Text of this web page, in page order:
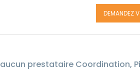
DEMANDEZ
aucun prestataire Coordination,